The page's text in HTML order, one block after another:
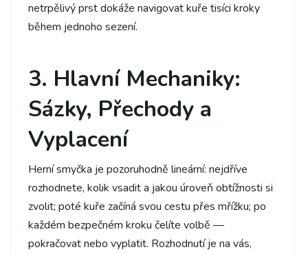
netrpělivý prst dokáže navigovat kuře tisíci kroky
během jednoho sezení.
3. Hlavní Mechaniky:
Sázky, Přechody a
Vyplacení
Herní smyčka je pozoruhodně lineární: nejdříve
rozhodnete, kolik vsadit a jakou úroveň obtížnosti si
zvolit; poté kuře začíná svou cestu přes mřížku; po
každém bezpečném kroku čelíte volbě —
pokračovat nebo vyplatit. Rozhodnutí je na vás,